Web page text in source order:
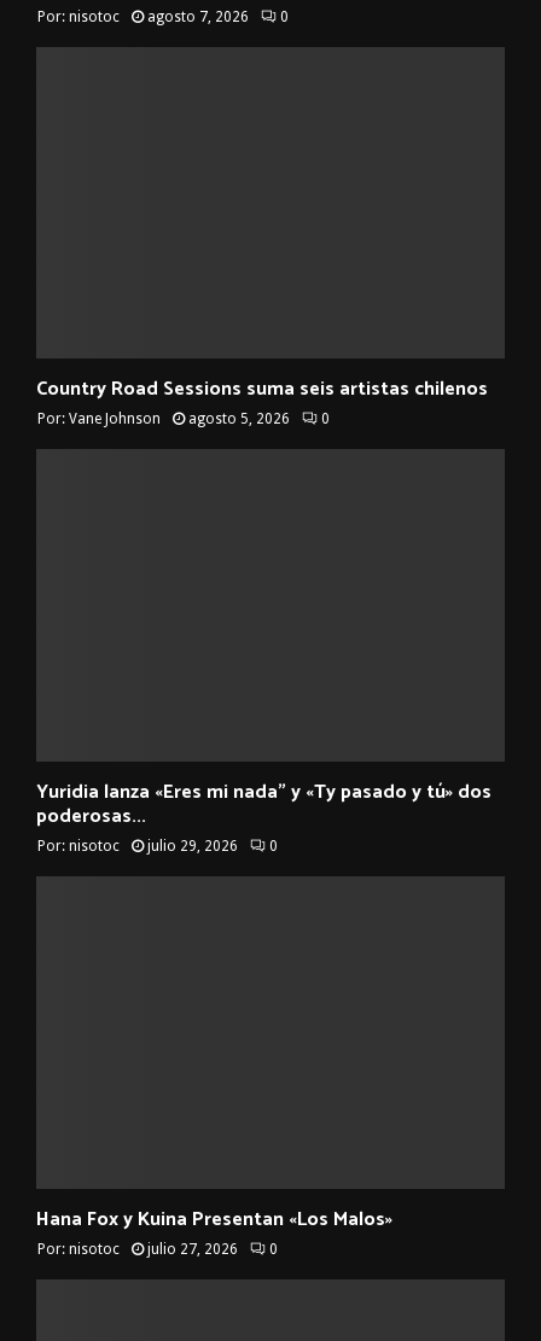
Por: nisotoc agosto 7, 2026 0
Country Road Sessions suma seis artistas chilenos
Por: Vane Johnson agosto 5, 2026 0
Yuridia lanza «Eres mi nada” y «Ty pasado y tú» dos
poderosas...
Por: nisotoc julio 29, 2026 0
Hana Fox y Kuina Presentan «Los Malos»
Por: nisotoc julio 27, 2026 0